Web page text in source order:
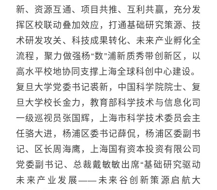
新、资源互通、项目共推、互利共赢，充分发
挥区校联动叠加效应，打通基础研究策源、技
术研发攻关、科技成果转化、未来产业孵化全
流程，聚力做强杨“数”浦新质秀带创新区，以
高水平校地协同支撑上海全球科创中心建设。
复旦大学党委书记裘新，中国科学院院士、复
旦大学校长金力，教育部科学技术与信息化司
一级巡视员张国辉，上海市科学技术委员会主
任骆大进，杨浦区委书记薛侃，杨浦区委副书
记、区长周海鹰，上海国有资本投资有限公司
党委副书记、总裁戴敏敏出席“基础研究驱动
未来产业发展——未来谷创新策源启航大